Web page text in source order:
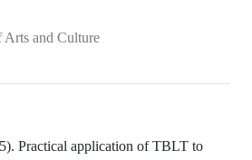
Arts and Culture
Practical application of TBLT to